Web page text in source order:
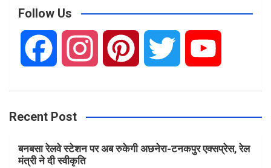
c
Follow Us
c
e
s n i u
T
Recent Post
बनबसा रेलवे स्टेशन पर अब रुकेगी अछनेरा-टनकपुर एक्सप्रेस, रेल
मंत्री ने दी स्वीकृति